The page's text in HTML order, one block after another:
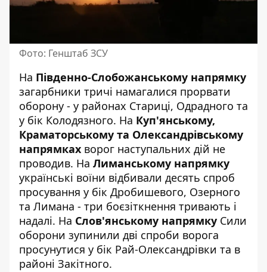
Фото: Генштаб ЗСУ
На Південно-Слобожанському напрямку
загарбники тричі намагалися прорвати
оборону - у районах Стариці, Одрадного та
у бік Колодязного. На Куп'янському,
Краматорському та Олександрівському
напрямках ворог наступальних дій не
проводив. На Лиманському напрямку
українські воїни відбивали десять спроб
просування у бік Дробишевого, Озерного
та Лимана - три боєзіткнення тривають і
надалі. На Слов'янському напрямку Сили
оборони зупинили дві спроби ворога
просунутися у бік Рай-Олександрівки та в
районі Закітного.